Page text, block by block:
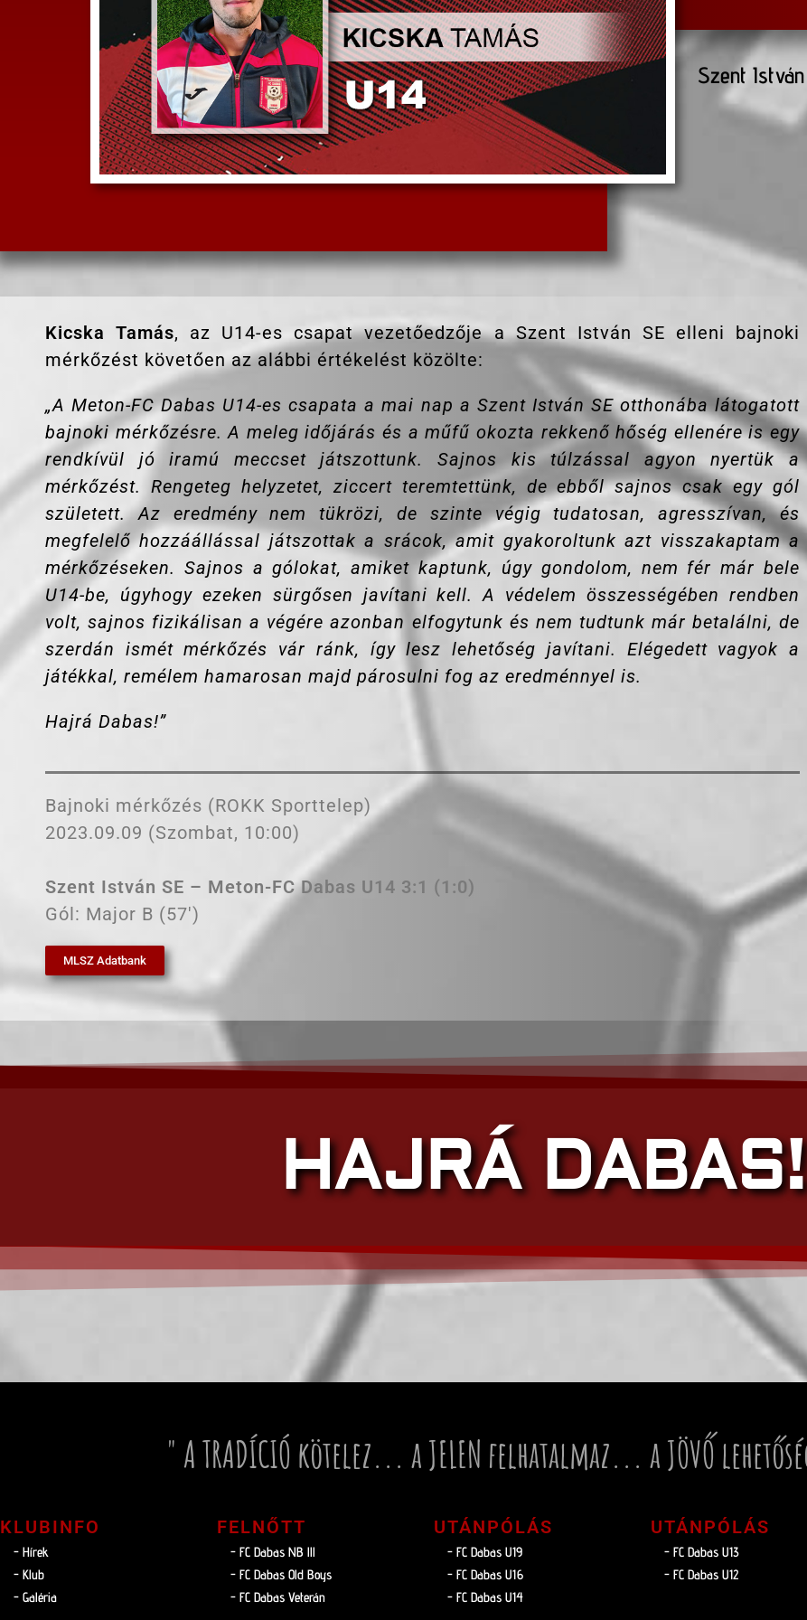
Szent István
Kicska Tamás, az U14-es csapat vezetőedzője a Szent István SE elleni bajnoki
mérkőzést követően az alábbi értékelést közölte:
„A Meton-FC Dabas U14-es csapata a mai nap a Szent István SE otthonába látogatott
bajnoki mérkőzésre. A meleg időjárás és a műfű okozta rekkenő hőség ellenére is egy
rendkívül jó iramú meccset játszottunk. Sajnos kis túlzással agyon nyertük a
mérkőzést. Rengeteg helyzetet, ziccert teremtettünk, de ebből sajnos csak egy gól
született. Az eredmény nem tükrözi, de szinte végig tudatosan, agresszívan, és
megfelelő hozzáállással játszottak a srácok, amit gyakoroltunk azt visszakaptam a
mérkőzéseken. Sajnos a gólokat, amiket kaptunk, úgy gondolom, nem fér már bele
U14-be, úgyhogy ezeken sürgősen javítani kell. A védelem összességében rendben
volt, sajnos fizikálisan a végére azonban elfogytunk és nem tudtunk már betalálni, de
szerdán ismét mérkőzés vár ránk, így lesz lehetőség javítani. Elégedett vagyok a
játékkal, remélem hamarosan majd párosulni fog az eredménnyel is.
Hajrá Dabas!”
Bajnoki mérkőzés (ROKK Sporttelep)
2023.09.09 (Szombat, 10:00)
Szent István SE – Meton-FC Dabas U14 3:1 (1:0)
Gól: Major B (57′)
MLSZ Adatbank
HAJRÁ DABAS!
" A TRADÍCIÓ kötelez... a JELEN felhatalmaz... a JÖVŐ
KLUBINFO
- Hírek
- Klub
- Galéria
FELNŐTT
- FC Dabas NB lll
- FC Dabas Old Boys
- FC Dabas Veterán
UTÁNPÓLÁS
- FC Dabas U19
- FC Dabas U16
- FC Dabas U14
UTÁNPÓLÁS
- FC Dabas U13
- FC Dabas U12